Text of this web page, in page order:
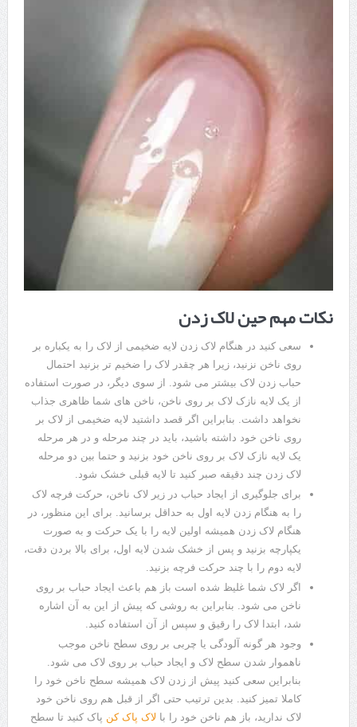
نکات مهم حین لاک زدن
سعی کنید در هنگام لاک زدن لایه ضخیمی از لاک را به یکباره بر
روی ناخن نزنید، زیرا هر چقدر لاک را ضخیم تر بزنید احتمال
حباب زدن لاک بیشتر می شود. از سوی دیگر، در صورت استفاده
از یک لایه نازک لاک بر روی ناخن، ناخن های شما ظاهری جذاب
نخواهد داشت. بنابراین اگر قصد داشتید لایه ضخیمی از لاک بر
روی ناخن خود داشته باشید، باید در چند مرحله و در هر مرحله
یک لایه نازک لاک بر روی ناخن خود بزنید و حتما بین دو مرحله
لاک زدن چند دقیقه صبر کنید تا لایه قبلی خشک شود.
برای جلوگیری از ایجاد حباب در زیر لاک ناخن، حرکت فرچه لاک
را به هنگام زدن لایه اول به حداقل برسانید. برای این منظور، در
هنگام لاک زدن همیشه اولین لایه را با یک حرکت و به صورت
یکپارچه بزنید و پس از خشک شدن لایه اول، برای بالا بردن دقت،
لایه دوم را با چند حرکت فرچه بزنید.
اگر لاک شما غلیظ شده است باز هم باعث ایجاد حباب بر روی
ناخن می شود. بنابراین به روشی که پیش از این به آن اشاره
شد، ابتدا لاک را رقیق و سپس از آن استفاده کنید.
وجود هر گونه آلودگی یا چربی بر روی سطح ناخن موجب
ناهموار شدن سطح لاک و ایجاد حباب بر روی لاک می شود.
بنابراین سعی کنید پیش از زدن لاک همیشه سطح ناخن خود را
کاملا تمیز کنید. بدین ترتیب حتی اگر از قبل هم روی ناخن خود
لاک ندارید، باز هم ناخن خود را با لاک پاک کن پاک کنید تا سطح